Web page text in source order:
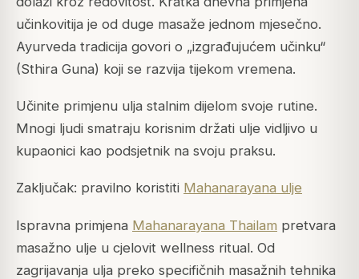
učinkovitija je od duge masaže jednom mjesečno.
Ayurveda tradicija govori o „izgrađujućem učinku“
(Sthira Guna) koji se razvija tijekom vremena.
Učinite primjenu ulja stalnim dijelom svoje rutine.
Mnogi ljudi smatraju korisnim držati ulje vidljivo u
kupaonici kao podsjetnik na svoju praksu.
Zaključak: pravilno koristiti Mahanarayana ulje
Ispravna primjena Mahanarayana Thailam pretvara
masažno ulje u cjelovit wellness ritual. Od
zagrijavanja ulja preko specifičnih masažnih tehnika